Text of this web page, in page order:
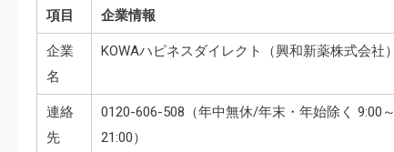
項目 企業情報
企業
名
KOWAハピネスダイレクト（興和新薬株式会社）
連絡
先
0120-606-508（年中無休/年末・年始除く 9:00～
21:00）